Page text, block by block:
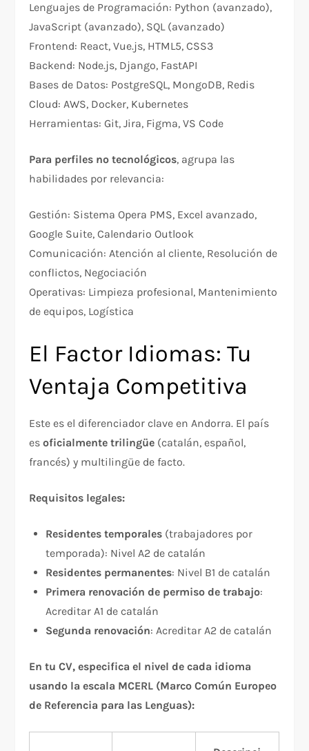
Lenguajes de Programación: Python (avanzado),
JavaScript (avanzado), SQL (avanzado)
Frontend: React, Vue.js, HTML5, CSS3
Backend: Node.js, Django, FastAPI
Bases de Datos: PostgreSQL, MongoDB, Redis
Cloud: AWS, Docker, Kubernetes
Herramientas: Git, Jira, Figma, VS Code
Para perfiles no tecnológicos, agrupa las
habilidades por relevancia:
Gestión: Sistema Opera PMS, Excel avanzado,
Google Suite, Calendario Outlook
Comunicación: Atención al cliente, Resolución de
conflictos, Negociación
Operativas: Limpieza profesional, Mantenimiento
de equipos, Logística
El Factor Idiomas: Tu
Ventaja Competitiva
Este es el diferenciador clave en Andorra. El país
esoficialmente trilingüe (catalán, español,
francés) y multiling­üe de facto.
Requisitos legales:
Residentes temporales (trabajadores por
temporada): Nivel A2 de catalán
Residentes permanentes: Nivel B1 de catalán
Primera renovación de permiso de trabajo:
Acreditar A1 de catalán
Segunda renovación: Acreditar A2 de catalán
En tu CV, especifica el nivel de cada idioma
usando la escala MCERL (Marco Común Europeo
de Referencia para las Lenguas):